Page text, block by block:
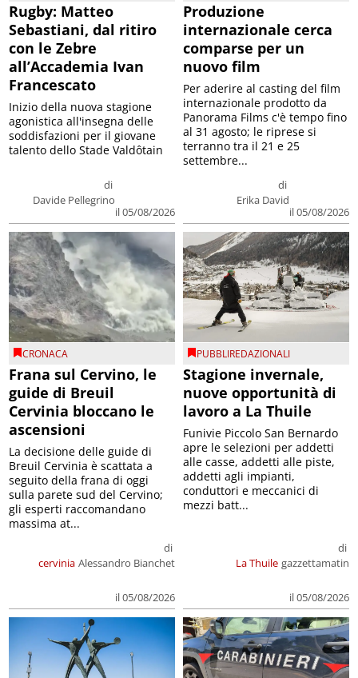
Rugby: Matteo
Sebastiani, dal ritiro
con le Zebre
all’Accademia Ivan
Francescato
di
Davide Pellegrino
il 05/08/2026
Inizio della nuova stagione
agonistica all'insegna delle
soddisfazioni per il giovane
talento dello Stade Valdôtain
Produzione
internazionale cerca
comparse per un
nuovo film
di
Erika David
il 05/08/2026
Per aderire al casting del film
internazionale prodotto da
Panorama Films c'è tempo fino
al 31 agosto; le riprese si
terranno tra il 21 e 25
settembre...
CRONACA
Frana sul Cervino, le
guide di Breuil
Cervinia bloccano le
ascensioni
cervinia
di
Alessandro Bianchet
il 05/08/2026
La decisione delle guide di
Breuil Cervinia è scattata a
seguito della frana di oggi
sulla parete sud del Cervino;
gli esperti raccomandano
massima at...
PUBBLIREDAZIONALI
Stagione invernale,
nuove opportunità di
lavoro a La Thuile
La Thuile
di
gazzettamatin
il 05/08/2026
Funivie Piccolo San Bernardo
apre le selezioni per addetti
alle casse, addetti alle piste,
addetti agli impianti,
conduttori e meccanici di
mezzi batt...